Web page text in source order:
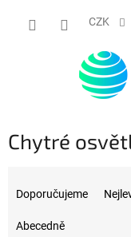
CZK
Chytré
Doporučujeme
Abecedně